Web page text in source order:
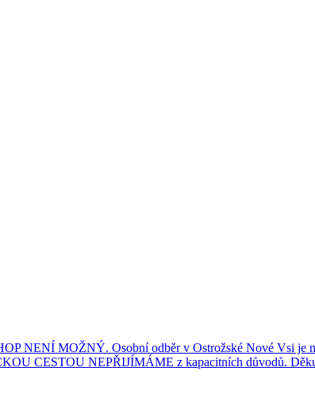
NENÍ MOŽNÝ. Osobní odběr v Ostrožské Nové Vsi je
CESTOU NEPŘIJÍMÁME z kapacitních důvodů.